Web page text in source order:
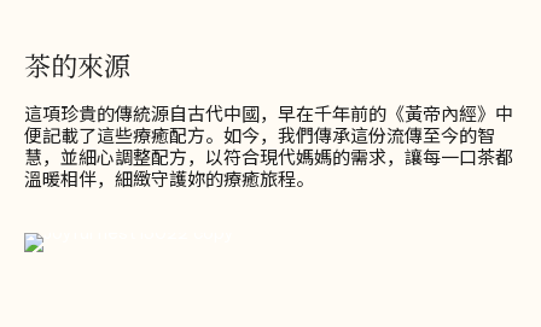
茶的來源
這項珍貴的傳統源自古代中國，早在千年前的《黃帝內經》中
便記載了這些療癒配方。如今，我們傳承這份流傳至今的智
慧，並細心調整配方，以符合現代媽媽的需求，讓每一口茶都
溫暖相伴，細緻守護妳的療癒旅程。